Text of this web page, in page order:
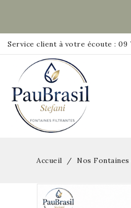
Service client à votre écoute : 09
Accueil Nos